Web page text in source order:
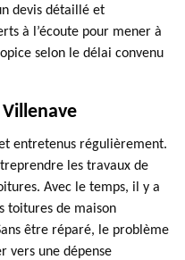
devis détaillé et
à l’écoute pour mener à
selon le délai convenu
entretenus régulièrement.
les travaux de
Avec le temps, il y a
toitures de maison
être réparé, le problème
vers une dépense